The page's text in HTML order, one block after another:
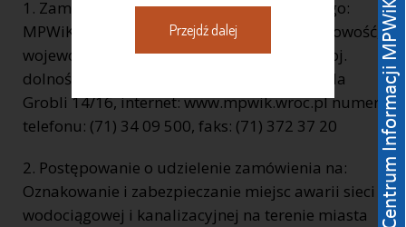
1. Zamawiający: pełna nazwa zamawiającego:
MPWiK S.A. REGON: 930155369 kod, miejscowość,
województwo, powiat: 50 – 421 Wrocław, woj.
dolnośląskie, ulica, nr domu, nr lokalu: ul. Na
Grobli 14/16, internet: www.mpwik.wroc.pl numer
telefonu: (71) 34 09 500, faks: (71) 372 37 20
2. Postępowanie o udzielenie zamówienia na:
Oznakowanie i zabezpieczanie miejsc awarii sieci
wodociągowej i kanalizacyjnej na terenie miasta
Przejdź dalej